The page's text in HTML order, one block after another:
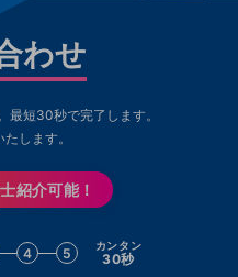
わせ
最短30秒で完了します。
します。
紹介可能！
4 5 カンタン
30秒